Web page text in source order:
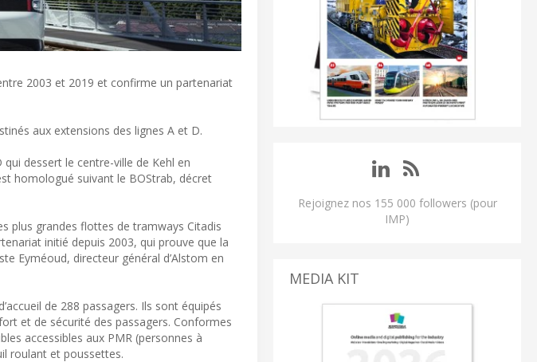
2003 et 2019 et confirme un partenariat
aux extensions des lignes A et D.
dessert le centre-ville de Kehl en
homologué suivant le BOStrab, décret
plus grandes flottes de tramways Citadis
initié depuis 2003, qui prouve que la
Eyméoud, directeur général d’Alstom en
de 288 passagers. Ils sont équipés
et de sécurité des passagers. Conformes
accessibles aux PMR (personnes à
roulant et poussettes.
Rejoignez nos 155 000 followers (pour
IMP)
MEDIA KIT